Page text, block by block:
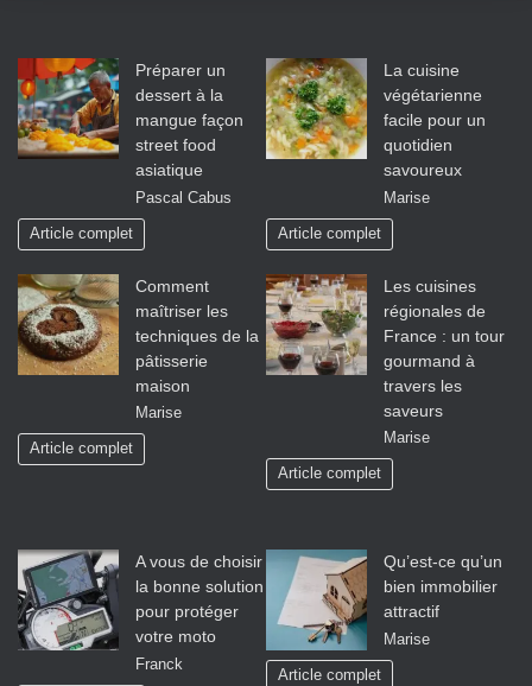
Préparer un
dessert à la
mangue façon
street food
asiatique
Pascal Cabus
Article complet
La cuisine
végétarienne
facile pour un
quotidien
savoureux
Marise
Article complet
Comment
maîtriser les
techniques de la
pâtisserie
maison
Marise
Article complet
Les cuisines
régionales de
France : un tour
gourmand à
travers les
saveurs
Marise
Article complet
A vous de choisir
la bonne solution
pour protéger
votre moto
Franck
Qu’est-ce qu’un
bien immobilier
attractif
Marise
Article complet